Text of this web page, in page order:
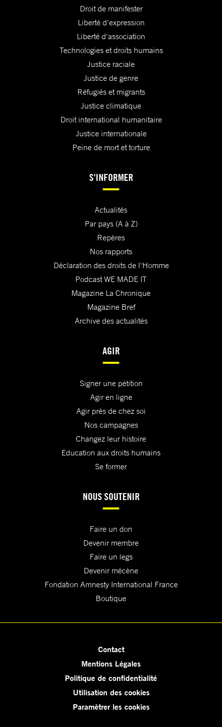
Droit de manifester
Liberté d'expression
Liberté d'association
Technologies et droits humains
Justice raciale
Justice de genre
Réfugiés et migrants
Justice climatique
Droit international humanitaire
Justice internationale
Peine de mort et torture
S'INFORMER
Actualités
Par pays (A à Z)
Repères
Nos rapports
Déclaration des droits de l'Homme
Podcast WE MADE IT
Magazine La Chronique
Magazine Bref
Archive des actualités
AGIR
Signer une pétition
Agir en ligne
Agir près de chez soi
Nos campagnes
Changez leur histoire
Education aux droits humains
Se former
NOUS SOUTENIR
Faire un don
Devenir membre
Faire un legs
Devenir mécène
Fondation Amnesty International France
Boutique
Contact
Mentions Légales
Politique de confidentialité
Utilisation des cookies
Paramètrer les cookies